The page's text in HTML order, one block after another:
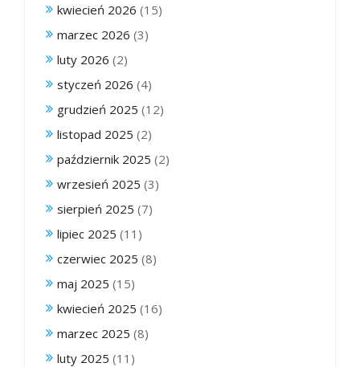
kwiecień 2026 (15)
marzec 2026 (3)
luty 2026 (2)
styczeń 2026 (4)
grudzień 2025 (12)
listopad 2025 (2)
październik 2025 (2)
wrzesień 2025 (3)
sierpień 2025 (7)
lipiec 2025 (11)
czerwiec 2025 (8)
maj 2025 (15)
kwiecień 2025 (16)
marzec 2025 (8)
luty 2025 (11)